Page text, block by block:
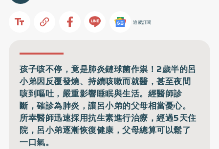
追蹤訂閱
孩子咳不停，竟是肺炎鏈球菌作祟！2歲半的呂
小弟因反覆發燒、持續咳嗽而就醫，甚至夜間
咳到嘔吐，嚴重影響睡眠與生活。經醫師診
斷，確診為肺炎，讓呂小弟的父母相當憂心。
所幸醫師迅速採用抗生素進行治療，經過5天住
院，呂小弟逐漸恢復健康，父母總算可以鬆了
一口氣。